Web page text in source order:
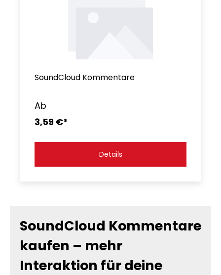
SoundCloud Kommentare
Ab
3,59 €*
Details
SoundCloud Kommentare
kaufen – mehr
Interaktion für deine